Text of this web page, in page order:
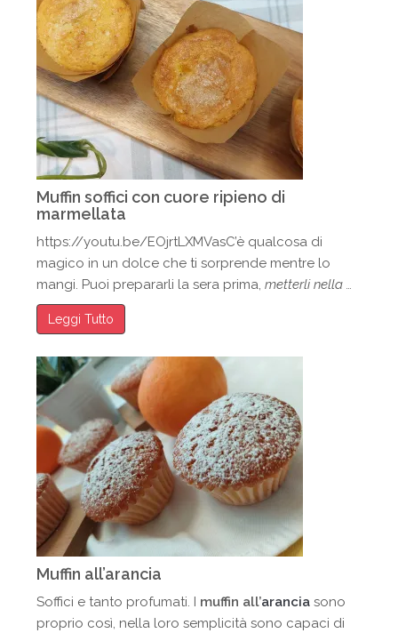
Muffin soffici con cuore ripieno di
marmellata
https://youtu.be/EOjrtLXMVasC’è qualcosa di
magico in un dolce che ti sorprende mentre lo
mangi. Puoi prepararli la sera prima,metterli nella …
Leggi Tutto
Muffin all’arancia
Soffici e tanto profumati. I muffin all’aranciasono
proprio così, nella loro semplicità sono capaci di